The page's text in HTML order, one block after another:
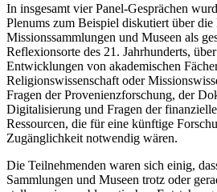
In insgesamt vier Panel-Gesprächen
Plenums zum Beispiel diskutiert über
Missionssammlungen und Museen als
Reflexionsorte des 21. Jahrhunderts,
Entwicklungen von akademischen
Religionswissenschaft oder
Fragen der Provenienzforschung, der
Digitalisierung und Fragen der
Ressourcen, die für eine künftige
Zugänglichkeit notwendig wären.
Die Teilnehmenden waren sich einig,
Sammlungen und Museen trotz oder